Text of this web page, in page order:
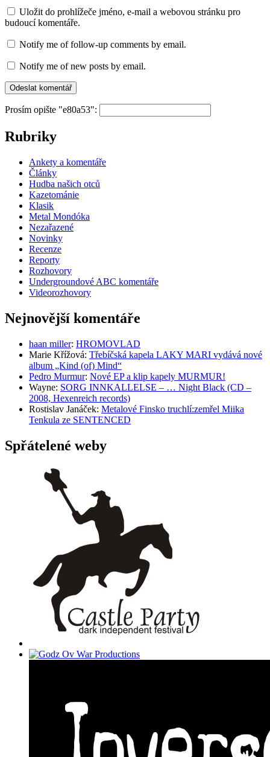
Uložit do prohlížeče jméno, e-mail a webovou stránku pro
budoucí komentáře.
Notify me of follow-up comments by email.
Notify me of new posts by email.
Prosím opište "e80a53":
Rubriky
Ankety a komentáře
Články
Hudba našich otců
Kazetománie
Klasik
Metal Mondóka
Nezařazené
Novinky
Recenze
Reporty
Rozhovory
Undergroundové ABC komentáře
Videorozhovory
Nejnovější komentáře
haan miller: HROMOVLAD
Marie Křížová: Třebíčská kapela LAKY MARI vydává nové
album „Kind (of) Mind“
Pedro Murmur: Nové EP a klip kapely MURMUR!
Wayne: SORG INNKALLELSE – … Night Black (CD –
2008, Hexenreich records)
Rostislav Janáček: Metalové Finsko truchlí:zemřel Miika
Tenkula ze SENTENCED
Spřátelené weby